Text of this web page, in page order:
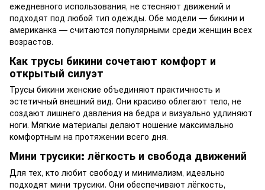
ежедневного использования, не стесняют движений и
подходят под любой тип одежды. Обе модели — бикини и
американка — считаются популярными среди женщин всех
возрастов.
Как трусы бикини сочетают комфорт и
открытый силуэт
Трусы бикини женские объединяют практичность и
эстетичный внешний вид. Они красиво облегают тело, не
создают лишнего давления на бедра и визуально удлиняют
ноги. Мягкие материалы делают ношение максимально
комфортным на протяжении всего дня.
Мини трусики: лёгкость и свобода движений
Для тех, кто любит свободу и минимализм, идеально
подходят мини трусики. Они обеспечивают лёгкость,